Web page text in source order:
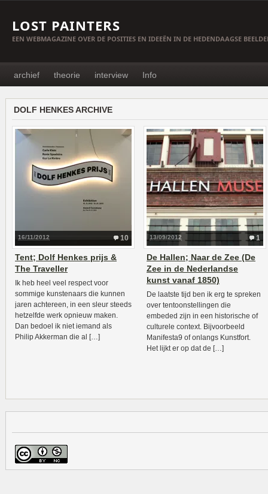
LOST PAINTERS
EEN WEBMAGAZINE OVER DE POSITIES EN IDEEËN IN DE HEDENDAAGSE
archief theorie interview Info
DOLF HENKES ARCHIVE
10
16/11/2012
Tent; Dolf Henkes prijs &
The Traveller
Ik heb heel veel respect voor
sommige kunstenaars die kunnen
jaren achtereen, in een sleur steeds
hetzelfde werk opnieuw maken.
Dan bedoel ik niet iemand als
Philip Akkerman die al […]
1
13/09/2012
De Hallen; Naar de Zee (De
Zee in de Nederlandse
kunst vanaf 1850)
De laatste tijd ben ik erg te spreken
over tentoonstellingen die
embeded zijn in een historische of
culturele context. Bijvoorbeeld
Manifesta9 of onlangs Kunstfort.
Het lijkt er op dat de […]